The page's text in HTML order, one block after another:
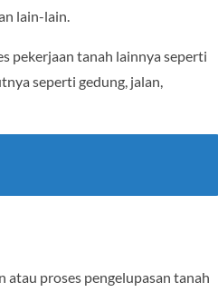
lain-lain.
pekerjaan tanah lainnya seperti
seperti gedung, jalan,
atau proses pengelupasan tanah